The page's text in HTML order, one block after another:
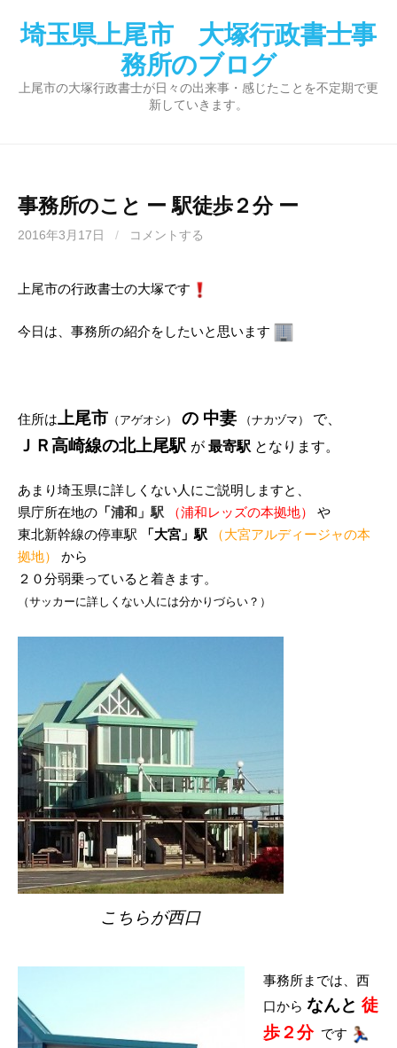
埼玉県上尾市 大塚行政書士事
務所のブログ
上尾市の大塚行政書士が日々の出来事・感じたことを不定期で更
新していきます。
事務所のこと ー 駅徒歩２分 ー
2016年3月17日 / コメントする
上尾市の行政書士の大塚です
今日は、事務所の紹介をしたいと思います
住所は上尾市 （アゲオシ） の 中妻 （ナカヅマ ） で、
ＪＲ高崎線の北上尾駅 が 最寄駅 となります。
あまり埼玉県に詳しくない人にご説明しますと、
県庁所在地の 「浦和」駅 （浦和レッズの本拠地） や
東北新幹線の停車駅
「大宮」駅
（大宮アルディージャの本
拠地）
から
２０分弱乗っていると着きます。
（サッカーに詳しくない人には分かりづらい？）
こちらが西口
事務所までは、西
口から なんと 徒
歩２分 です